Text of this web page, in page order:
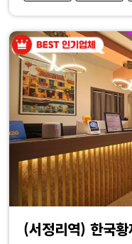
(서정리역) 한국